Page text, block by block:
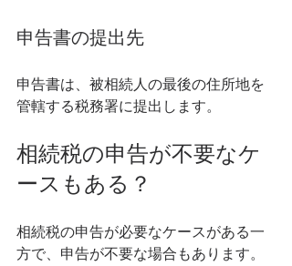
申告書の提出先
申告書は、被相続人の最後の住所地を
管轄する税務署に提出します。
相続税の申告が不要なケ
ースもある？
相続税の申告が必要なケースがある一
方で、申告が不要な場合もあります。